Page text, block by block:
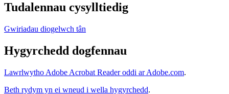
Tudalennau cysylltiedig
Gwiriadau diogelwch tân
Hygyrchedd dogfennau
Lawrlwytho Adobe Acrobat Reader oddi ar Adobe.com.
Beth rydym yn ei wneud i wella hygyrchedd.